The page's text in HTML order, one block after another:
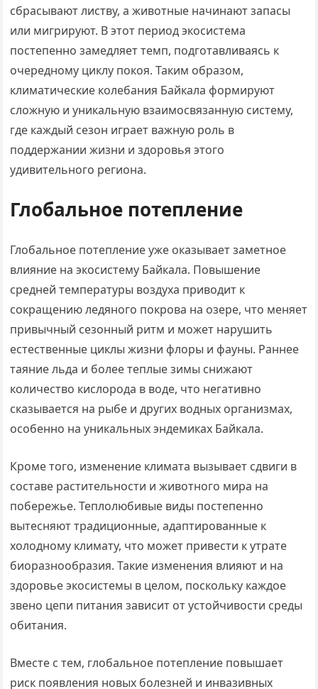
сбрасывают листву, а животные начинают запасы
или мигрируют. В этот период экосистема
постепенно замедляет темп, подготавливаясь к
очередному циклу покоя. Таким образом,
климатические колебания Байкала формируют
сложную и уникальную взаимосвязанную систему,
где каждый сезон играет важную роль в
поддержании жизни и здоровья этого
удивительного региона.
Глобальное потепление
Глобальное потепление уже оказывает заметное
влияние на экосистему Байкала. Повышение
средней температуры воздуха приводит к
сокращению ледяного покрова на озере, что меняет
привычный сезонный ритм и может нарушить
естественные циклы жизни флоры и фауны. Раннее
таяние льда и более теплые зимы снижают
количество кислорода в воде, что негативно
сказывается на рыбе и других водных организмах,
особенно на уникальных эндемиках Байкала.
Кроме того, изменение климата вызывает сдвиги в
составе растительности и животного мира на
побережье. Теплолюбивые виды постепенно
вытесняют традиционные, адаптированные к
холодному климату, что может привести к утрате
биоразнообразия. Такие изменения влияют и на
здоровье экосистемы в целом, поскольку каждое
звено цепи питания зависит от устойчивости среды
обитания.
Вместе с тем, глобальное потепление повышает
риск появления новых болезней и инвазивных